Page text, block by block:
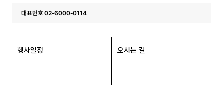
대표번호 02-6000-0114
행사일정 오시는 길